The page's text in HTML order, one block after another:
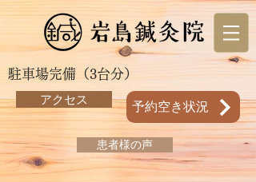
駐車場完備（3台分）
アクセス
予約空き状況
患者様の声